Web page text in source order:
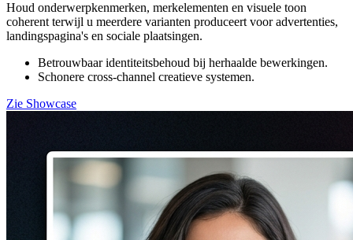
Houd onderwerpkenmerken, merkelementen en visuele toon
coherent terwijl u meerdere varianten produceert voor advertenties,
landingspagina's en sociale plaatsingen.
Betrouwbaar identiteitsbehoud bij herhaalde bewerkingen.
Schonere cross-channel creatieve systemen.
Zie Showcase